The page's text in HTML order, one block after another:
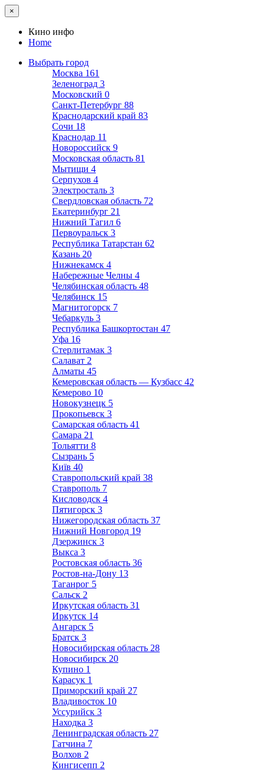
×
Кино инфо
Home
Выбрать город
Москва 161
Зеленоград 3
Московский 0
Санкт-Петербург 88
Краснодарский край 83
Сочи 18
Краснодар 11
Новороссийск 9
Московская область 81
Мытищи 4
Серпухов 4
Электросталь 3
Свердловская область 72
Екатеринбург 21
Нижний Тагил 6
Первоуральск 3
Республика Татарстан 62
Казань 20
Нижнекамск 4
Набережные Челны 4
Челябинская область 48
Челябинск 15
Магнитогорск 7
Чебаркуль 3
Республика Башкортостан 47
Уфа 16
Стерлитамак 3
Салават 2
Алматы 45
Кемеровская область — Кузбасс 42
Кемерово 10
Новокузнецк 5
Прокопьевск 3
Самарская область 41
Самара 21
Тольятти 8
Сызрань 5
Київ 40
Ставропольский край 38
Ставрополь 7
Кисловодск 4
Пятигорск 3
Нижегородская область 37
Нижний Новгород 19
Дзержинск 3
Выкса 3
Ростовская область 36
Ростов-на-Дону 13
Таганрог 5
Сальск 2
Иркутская область 31
Иркутск 14
Ангарск 5
Братск 3
Новосибирская область 28
Новосибирск 20
Купино 1
Карасук 1
Приморский край 27
Владивосток 10
Уссурийск 3
Находка 3
Ленинградская область 27
Гатчина 7
Волхов 2
Кингисепп 2